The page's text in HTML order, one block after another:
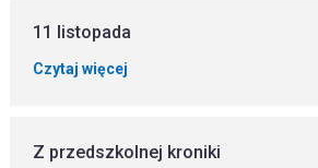
11 listopada
Czytaj więcej
Z przedszkolnej kroniki